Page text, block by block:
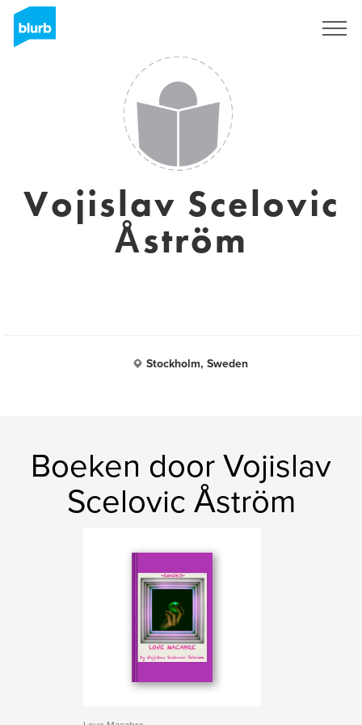
Vojislav Scelovic
Åström
Stockholm, Sweden
Boeken door Vojislav
Scelovic Åström